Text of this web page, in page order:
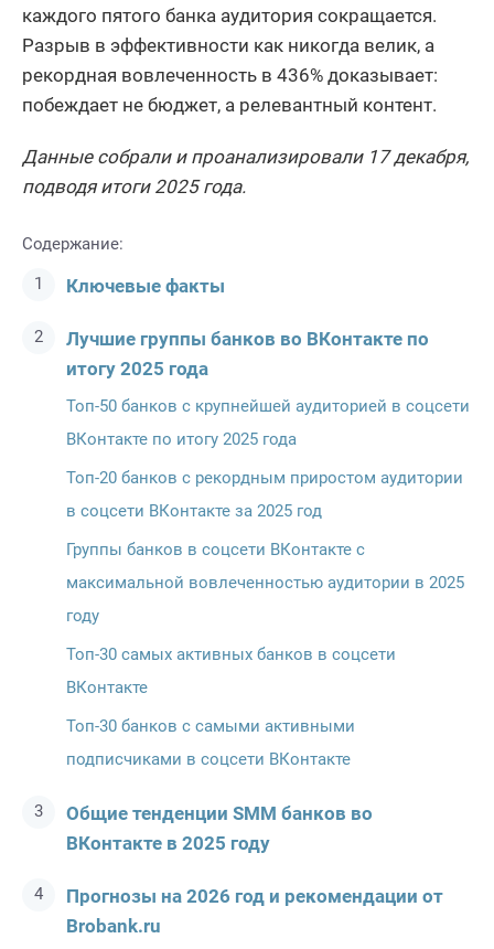
каждого пятого банка аудитория сокращается.
Разрыв в эффективности как никогда велик, а
рекордная вовлеченность в 436% доказывает:
побеждает не бюджет, а релевантный контент.
Данные собрали и проанализировали 17 декабря,
подводя итоги 2025 года.
Содержание:
Ключевые факты
Лучшие группы банков во ВКонтакте по
итогу 2025 года
Топ-50 банков с крупнейшей аудиторией в соцсети
ВКонтакте по итогу 2025 года
Топ-20 банков с рекордным приростом аудитории
в соцсети ВКонтакте за 2025 год
Группы банков в соцсети ВКонтакте с
максимальной вовлеченностью аудитории в 2025
году
Топ-30 самых активных банков в соцсети
ВКонтакте
Топ-30 банков с самыми активными
подписчиками в соцсети ВКонтакте
Общие тенденции SMM банков во
ВКонтакте в 2025 году
Прогнозы на 2026 год и рекомендации от
Brobank.ru